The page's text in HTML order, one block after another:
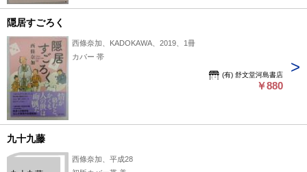
隠居すごろく
西條奈加、KADOKAWA、2019、1冊
カバー 帯
(有) 舒文堂河島書店
￥880
九十九藤
西條奈加、平成28